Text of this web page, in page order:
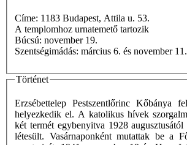
Címe: 1183 Budapest, Attila u. 53.
A templomhoz urnatemető tartozik
Búcsú: november 19.
Szentségimádás: március 6. és november 11.
Történet
Erzsébettelep Pestszentlőrinc Kőbánya
helyezkedik el. A katolikus hívek
két termét egybenyitva 1928 augusztusától
létesült. Vasárnaponként mutattak be a